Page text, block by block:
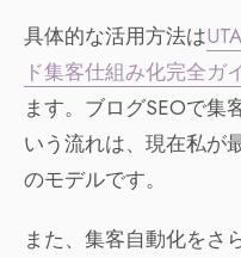
具体的な活用方法は
ド集客仕組み化完全ガ
ます。ブログSEOで集
いう流れは、現在私が
のモデルです。
また、集客自動化をさ